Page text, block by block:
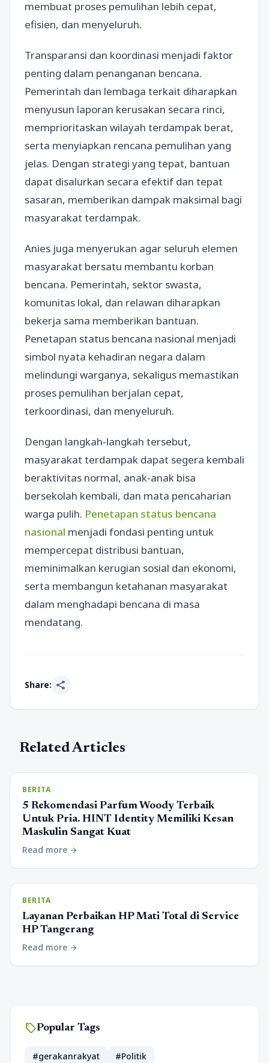
membuat proses pemulihan lebih cepat,
efisien, dan menyeluruh.
Transparansi dan koordinasi menjadi faktor
penting dalam penanganan bencana.
Pemerintah dan lembaga terkait diharapkan
menyusun laporan kerusakan secara rinci,
memprioritaskan wilayah terdampak berat,
serta menyiapkan rencana pemulihan yang
jelas. Dengan strategi yang tepat, bantuan
dapat disalurkan secara efektif dan tepat
sasaran, memberikan dampak maksimal bagi
masyarakat terdampak.
Anies juga menyerukan agar seluruh elemen
masyarakat bersatu membantu korban
bencana. Pemerintah, sektor swasta,
komunitas lokal, dan relawan diharapkan
bekerja sama memberikan bantuan.
Penetapan status bencana nasional menjadi
simbol nyata kehadiran negara dalam
melindungi warganya, sekaligus memastikan
proses pemulihan berjalan cepat,
terkoordinasi, dan menyeluruh.
Dengan langkah-langkah tersebut,
masyarakat terdampak dapat segera kembali
beraktivitas normal, anak-anak bisa
bersekolah kembali, dan mata pencaharian
warga pulih. Penetapan status bencana
nasional menjadi fondasi penting untuk
mempercepat distribusi bantuan,
meminimalkan kerugian sosial dan ekonomi,
serta membangun ketahanan masyarakat
dalam menghadapi bencana di masa
mendatang.
Share: share
Related Articles
BERITA
5 Rekomendasi Parfum Woody Terbaik
Untuk Pria. HINT Identity Memiliki Kesan
Maskulin Sangat Kuat
Read more arrow_forward
BERITA
Layanan Perbaikan HP Mati Total di Service
HP Tangerang
Read more arrow_forward
sellPopular Tags
#gerakanrakyat
#Politik